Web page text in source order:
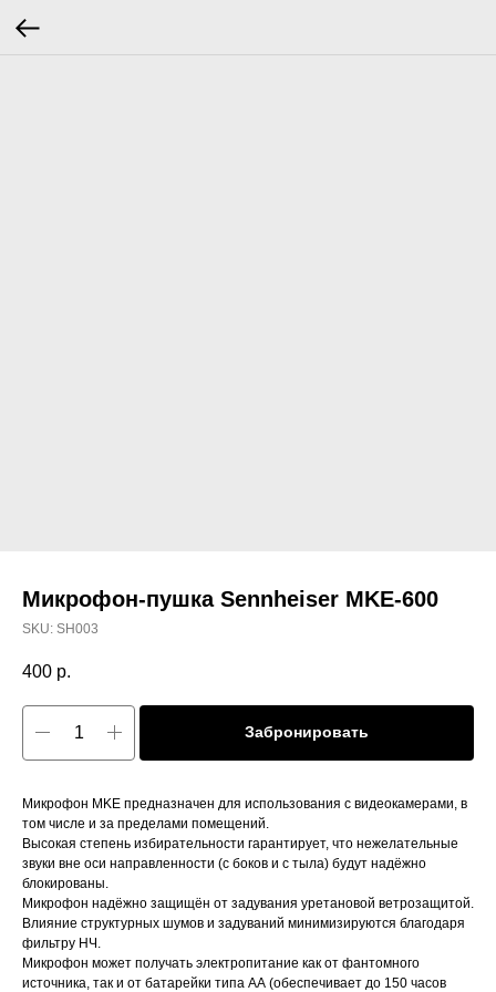
Микрофон-пушка Sennheiser MKE-600
SKU: SH003
400 р.
Забронировать
Микрофон MKE предназначен для использования с видеокамерами, в
том числе и за пределами помещений.
Высокая степень избирательности гарантирует, что нежелательные
звуки вне оси направленности (с боков и с тыла) будут надёжно
блокированы.
Микрофон надёжно защищён от задувания уретановой ветрозащитой.
Влияние структурных шумов и задуваний минимизируются благодаря
фильтру НЧ.
Микрофон может получать электропитание как от фантомного
источника, так и от батарейки типа АА (обеспечивает до 150 часов